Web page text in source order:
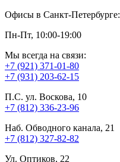
Офисы в Санкт-Петербурге:
Пн-Пт, 10:00-19:00
Мы всегда на связи:
+7 (921) 371-01-80
+7 (931) 203-62-15
П.С. ул. Воскова, 10
+7 (812) 336-23-96
Наб. Обводного канала, 21
+7 (812) 327-82-82
Ул. Оптиков, 22